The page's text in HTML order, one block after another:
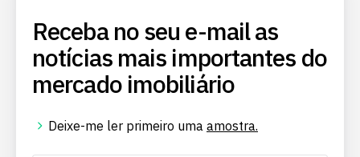
Receba no seu e-mail as
notícias mais importantes do
mercado imobiliário
Deixe-me ler primeiro uma amostra.